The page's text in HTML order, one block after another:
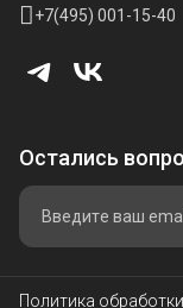
+7(495) 001-15-40
Остались
Политика